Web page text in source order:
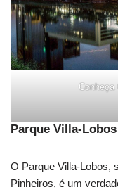
Conheça
Parque Villa-Lobos
O Parque Villa-Lobos,
Pinheiros, é um